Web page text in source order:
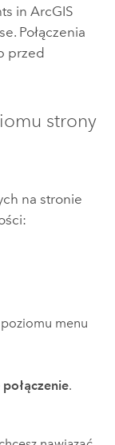
in ArcGIS
. Połączenia
przed
strony
na stronie
menu
.